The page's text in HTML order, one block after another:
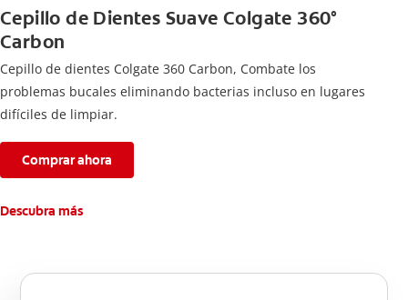
Cepillo de Dientes Suave Colgate 360°
Carbon
Cepillo de dientes Colgate 360 ​​Carbon, Combate los
problemas bucales eliminando bacterias incluso en lugares
difíciles de limpiar.
Comprar ahora
Descubra más